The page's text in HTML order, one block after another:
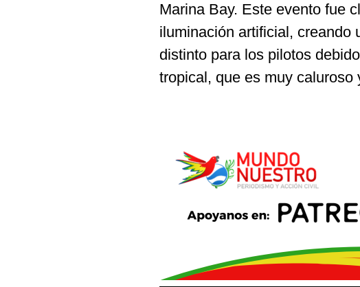
Marina Bay. Este evento fue
iluminación artificial, creando
distinto para los pilotos
tropical, que es muy caluroso